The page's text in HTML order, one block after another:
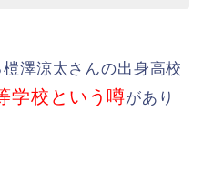
澤涼太さんの出身高校
学校という噂があり